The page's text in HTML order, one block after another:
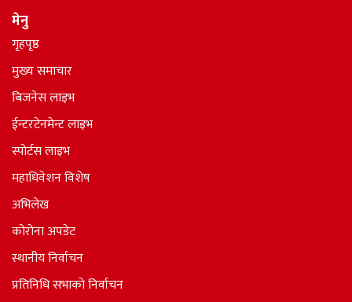
मेनु
गृहपृष्ठ
मुख्य समाचार
बिजनेस लाइभ
ईन्टरटेनमेन्ट लाइभ
स्पोर्टस लाइभ
महाधिवेशन विशेष
अभिलेख
कोरोना अपडेट
स्थानीय निर्वाचन
प्रतिनिधि सभाकाे निर्वाचन